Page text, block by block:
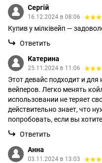
Сергій
16.12.2024 в 08:06
Купив у мілківейп —
Ответить
Катерина
25.11.2024 в 11:06
Этот девайс подходит и
вейперов. Легко менять
использовании не теряет
действительно знает, что
попробовать, если вы
Ответить
Анна
03.11.2024 в 13:03